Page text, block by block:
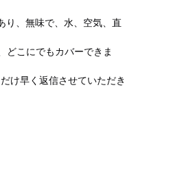
り、無味で、水、空気、直
どこにでもカバーできま
け早く返信させていただき